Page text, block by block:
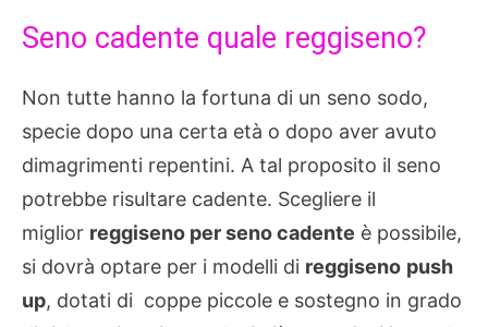
Seno cadente quale reggiseno?
Non tutte hanno la fortuna di un seno sodo,
specie dopo una certa età o dopo aver avuto
dimagrimenti repentini. A tal proposito il seno
potrebbe risultare cadente. Scegliere il
miglior reggiseno per seno cadente è possibile,
si dovrà optare per i modelli di reggiseno push
up, dotati di coppe piccole e sostegno in grado